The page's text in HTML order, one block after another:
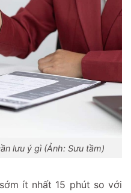
lưu ý gì (Ảnh: Sưu tầm)
ít nhất 15 phút so với